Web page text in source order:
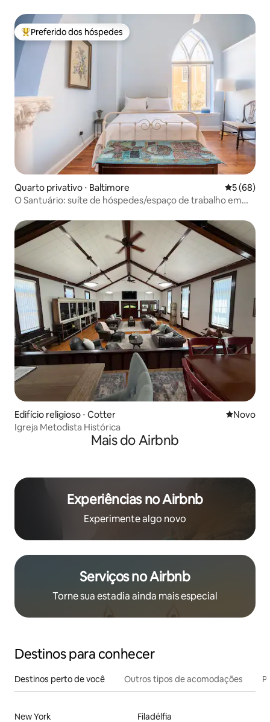
Entre os melhores preferidos dos hóspedes
Preferido dos hóspedes
Quarto privativo ⋅ Baltimore 5 de uma
5 (68)
O Santuário: suíte de hóspedes/espaço de trabalho em
Edifício religioso ⋅ Cotter Novo
Novo
Igreja Metodista Histórica
Mais do Airbnb
Experiências no Airbnb
Experimente algo novo
Serviços no Airbnb
Torne sua estadia ainda mais especial
Destinos para conhecer
Destinos perto de você Outros tipos de acomodações
New York Filadélfia